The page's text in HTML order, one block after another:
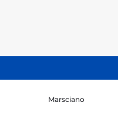
Marsciano